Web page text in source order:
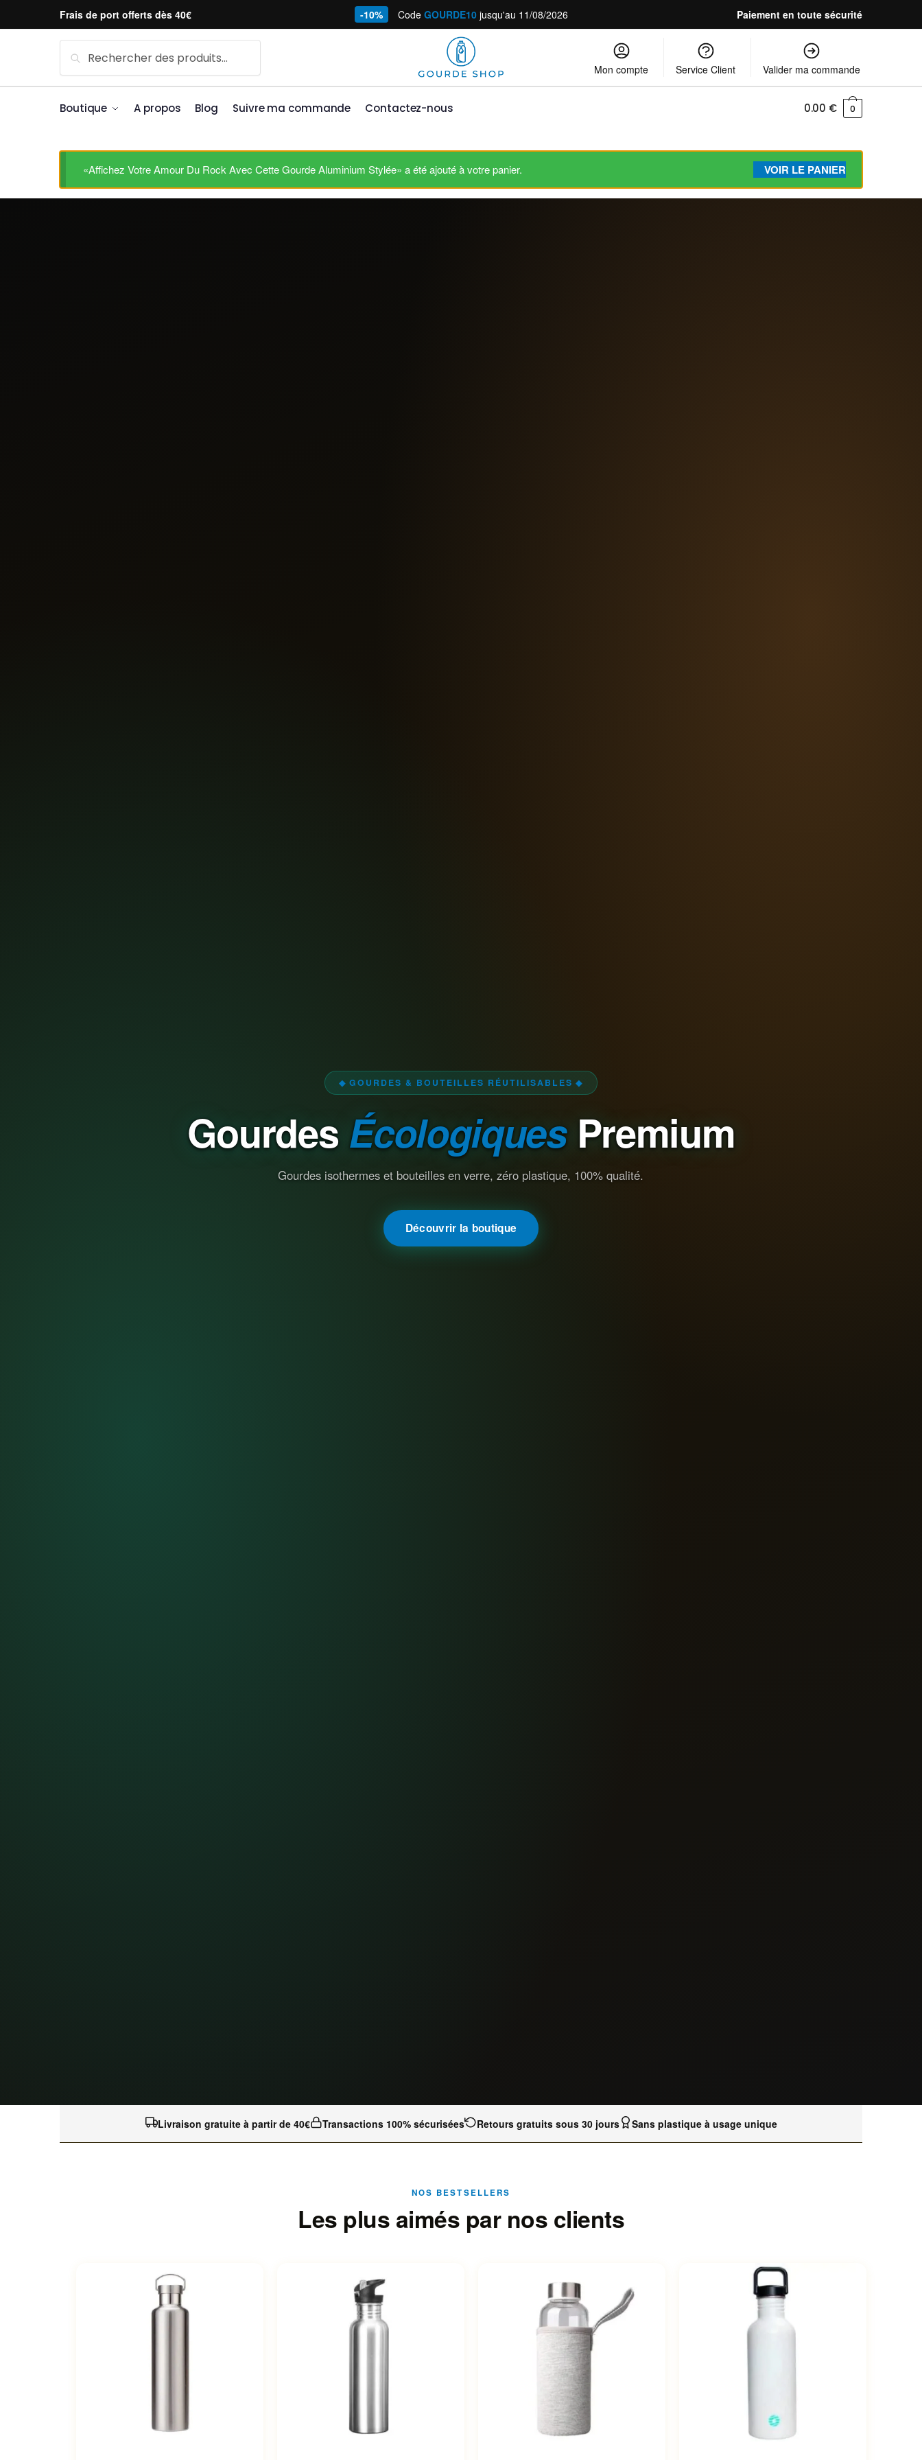
Skip to navigation
Skip to contentFrais de port offerts dès 40€ -10% Code GOURDE10jusqu'au 11/08/2026 Paiement en toute sécurité
Mon compte Service Client Valider ma commande
Boutique A propos Blog Suivre ma commande Contactez-nous 0.00 € 0
«Affichez Votre Amour Du Rock Avec Cette Gourde Aluminium Stylée» a été ajouté à votre panier. VOIR LE PANIER
◆ GOURDES & BOUTEILLES RÉUTILISABLES ◆
Gourdes ÉcologiquesPremium
Gourdes isothermes et bouteilles en verre, zéro plastique, 100% qualité.
Découvrir la boutique
Livraison gratuite à partir de 40€ Transactions 100% sécurisées Retours gratuits sous 30 jours Sans plastique à usage unique
NOS BESTSELLERS
Les plus aimés par nos clients